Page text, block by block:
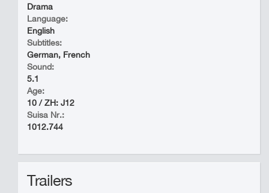
Drama
Language:
English
Subtitles:
German, French
Sound:
5.1
Age:
10 / ZH: J12
Suisa Nr.:
1012.744
Trailers